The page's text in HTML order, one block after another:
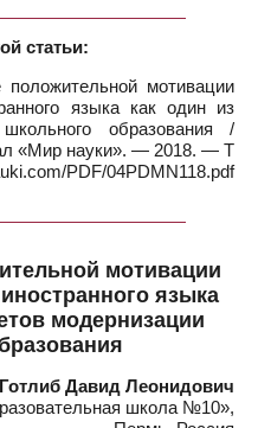
статьи:
положительной мотивации
языка как один из
образования /
«Мир науки». — 2018. — Т
PDF/04PDMN118.pdf
мотивации
языка
модернизации
Готлиб Давид Леонидович
школа №10»,